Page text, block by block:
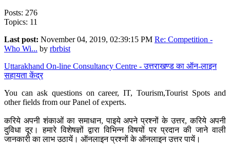
Posts: 276
Topics: 11
Last post: November 04, 2019, 02:39:15 PM Re: Competition -
Who Wi... by rbrbist
Uttarakhand On-line Consultancy Centre - उत्तराखण्ड का ऑन-लाइन
सहायता केंद्र
You can ask questions on career, IT, Tourism,Tourist Spots and
other fields from our Panel of experts.
करिये अपनी शंकाओं का समाधान, पाइये अपने प्रश्नों के उत्तर, करिये अपनी
दुविधा दूर। हमारे विशेषज्ञों द्वारा विभिन्न विषयों पर प्रदान की जाने वाली
जानकारी का लाभ उठायें। ऑनलाइन प्रश्नों के ऑनलाइन उत्तर पायें।